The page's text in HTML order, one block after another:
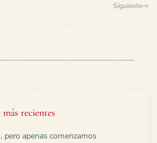
Siguiente
recientes
pero apenas comenzamos